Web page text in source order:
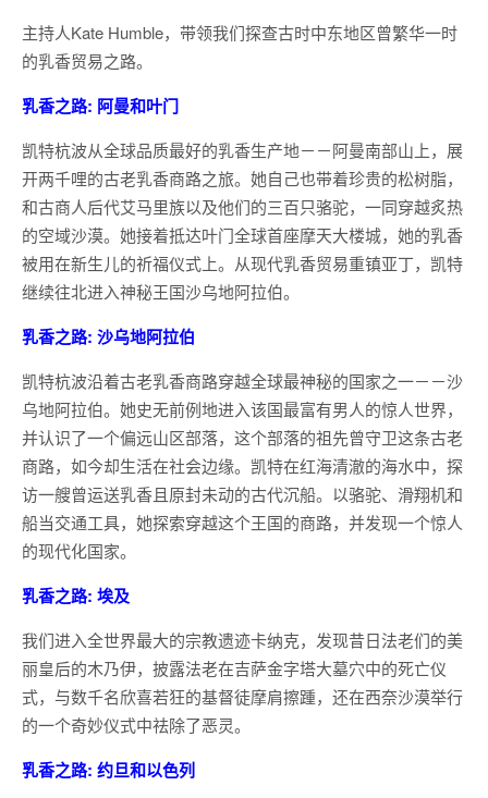
主持人Kate Humble，带领我们探查古时中东地区曾繁华一时
的乳香贸易之路。
乳香之路: 阿曼和叶门
凯特杭波从全球品质最好的乳香生产地－－阿曼南部山上，展
开两千哩的古老乳香商路之旅。她自己也带着珍贵的松树脂，
和古商人后代艾马里族以及他们的三百只骆驼，一同穿越炙热
的空域沙漠。她接着抵达叶门全球首座摩天大楼城，她的乳香
被用在新生儿的祈福仪式上。从现代乳香贸易重镇亚丁，凯特
继续往北进入神秘王国沙乌地阿拉伯。
乳香之路: 沙乌地阿拉伯
凯特杭波沿着古老乳香商路穿越全球最神秘的国家之一－－沙
乌地阿拉伯。她史无前例地进入该国最富有男人的惊人世界，
并认识了一个偏远山区部落，这个部落的祖先曾守卫这条古老
商路，如今却生活在社会边缘。凯特在红海清澈的海水中，探
访一艘曾运送乳香且原封未动的古代沉船。以骆驼、滑翔机和
船当交通工具，她探索穿越这个王国的商路，并发现一个惊人
的现代化国家。
乳香之路: 埃及
我们进入全世界最大的宗教遗迹卡纳克，发现昔日法老们的美
丽皇后的木乃伊，披露法老在吉萨金字塔大墓穴中的死亡仪
式，与数千名欣喜若狂的基督徒摩肩擦踵，还在西奈沙漠举行
的一个奇妙仪式中祛除了恶灵。
乳香之路: 约旦和以色列